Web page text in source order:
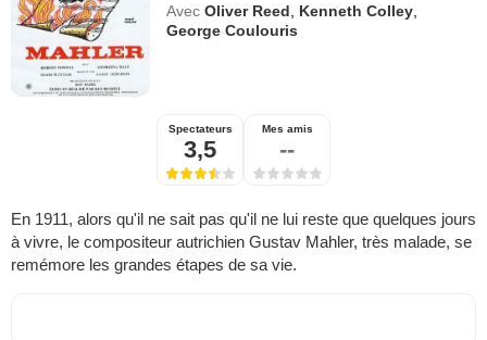
Avec Oliver Reed Kenneth Colley
George Coulouris
Spectateurs
3,5
Mes amis
--
En 1911, alors qu'il ne sait pas qu'il ne lui reste que quelques jours
à vivre, le compositeur autrichien Gustav Mahler, très malade, se
remémore les grandes étapes de sa vie.